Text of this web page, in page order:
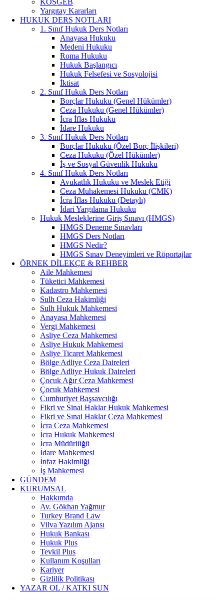
KOSGEB
Yargıtay Kararları
HUKUK DERS NOTLARI
1. Sınıf Hukuk Ders Notları
Anayasa Hukuku
Medeni Hukuku
Roma Hukuku
Hukuk Başlangıcı
Hukuk Felsefesi ve Sosyolojisi
İktisat
2. Sınıf Hukuk Ders Notları
Borçlar Hukuku (Genel Hükümler)
Ceza Hukuku (Genel Hükümler)
İcra İflas Hukuku
İdare Hukuku
3. Sınıf Hukuk Ders Notları
Borçlar Hukuku (Özel Borç İlişkileri)
Ceza Hukuku (Özel Hükümler)
İş ve Sosyal Güvenlik Hukuku
4. Sınıf Hukuk Ders Notları
Avukatlık Hukuku ve Meslek Etiği
Ceza Muhakemesi Hukuku (CMK)
İcra İflas Hukuku (Detaylı)
İdari Yargılama Hukuku
Hukuk Mesleklerine Giriş Sınavı (HMGS)
HMGS Deneme Sınavları
HMGS Ders Notları
HMGS Nedir?
HMGS Sınav Deneyimleri ve Röportajlar
ÖRNEK DILEKÇE & REHBER
Aile Mahkemesi
Tüketici Mahkemesi
Kadastro Mahkemesi
Sulh Ceza Hakimliği
Sulh Hukuk Mahkemesi
Anayasa Mahkemesi
Vergi Mahkemesi
Asliye Ceza Mahkemesi
Asliye Hukuk Mahkemesi
Asliye Ticaret Mahkemesi
Bölge Adliye Ceza Daireleri
Bölge Adliye Hukuk Daireleri
Çocuk Ağır Ceza Mahkemesi
Çocuk Mahkemesi
Cumhuriyet Başsavcılığı
Fikri ve Sinai Haklar Hukuk Mahkemesi
Fikri ve Sınai Haklar Ceza Mahkemesi
İcra Ceza Mahkemesi
İcra Hukuk Mahkemesi
İcra Müdürlüğü
İdare Mahkemesi
İnfaz Hakimliği
İş Mahkemesi
GÜNDEM
KURUMSAL
Hakkımda
Av. Gökhan Yağmur
Turkey Brand Law
Vilva Yazılım Ajansı
Hukuk Bankası
Hukuk Plus
Tevkil Plus
Kullanım Koşulları
Kariyer
Gizlilik Politikası
YAZAR OL / KATKI SUN